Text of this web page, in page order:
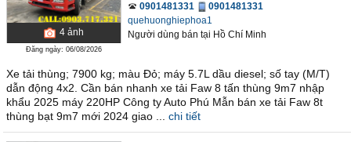
4 ảnh
Đăng ngày: 06/08/2026
0901481331
0901481331
quehuonghiephoa1
Người dùng bán tại Hồ Chí Minh
Xe tải thùng; 7900 kg; màu Đỏ; máy 5.7L dầu diesel; số tay (M/T)
dẫn động 4x2. Cần bán nhanh xe tải Faw 8 tấn thùng 9m7 nhập
khẩu 2025 máy 220HP Công ty Auto Phú Mẫn bán xe tải Faw 8t
thùng bạt 9m7 mới 2024 giao ...
chi tiết